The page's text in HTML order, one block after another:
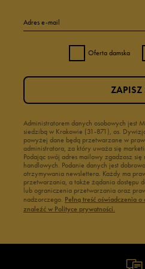
Adres e-mail
Oferta damska
Administratorem danych osobowych jest
siedzibą w Krakowie (31-871), os.
powyżej dane będą przetwarzane w
administratora, za który uważa się
Podając swój adres mailowy zgadzasz
handlowych. Podanie danych jest
otrzymywania newslettera. Każdy ma
przetwarzania, a także żądania dostępu
lub ograniczenia przetwarzania oraz
nadzorczego. Pełną treść oświadczenia
znaleźć w Polityce prywatności.
ZAPISZ